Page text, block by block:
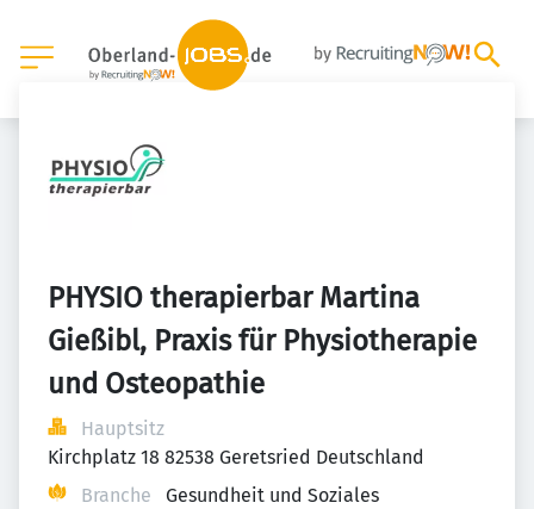
PHYSIO therapierbar Martina
Gießibl, Praxis für Physiotherapie
und Osteopathie
Hauptsitz
Kirchplatz 18 82538 Geretsried Deutschland
Branche
Gesundheit und Soziales